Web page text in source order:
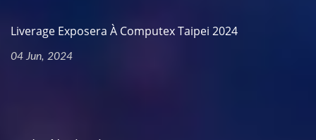
Liverage Exposera À Computex Taipei 2024
04 Jun, 2024